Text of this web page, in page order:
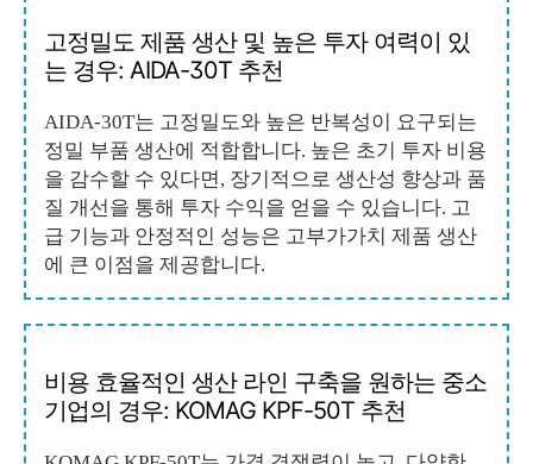
고정밀도 제품 생산 및 높은 투자 여력이 있
는 경우: AIDA-30T 추천
AIDA-30T는 고정밀도와 높은 반복성이 요구되는
정밀 부품 생산에 적합합니다. 높은 초기 투자 비용
을 감수할 수 있다면, 장기적으로 생산성 향상과 품
질 개선을 통해 투자 수익을 얻을 수 있습니다. 고
급 기능과 안정적인 성능은 고부가가치 제품 생산
에 큰 이점을 제공합니다.
비용 효율적인 생산 라인 구축을 원하는 중소
기업의 경우: KOMAG KPF-50T 추천